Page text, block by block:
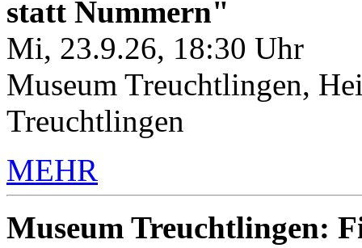
statt Nummern"
Mi, 23.9.26, 18:30 Uhr
Museum Treuchtlingen,
Treuchtlingen
MEHR
Museum Treuchtlingen: